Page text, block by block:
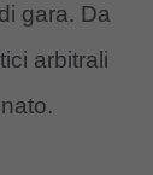
gara. Da
arbitrali